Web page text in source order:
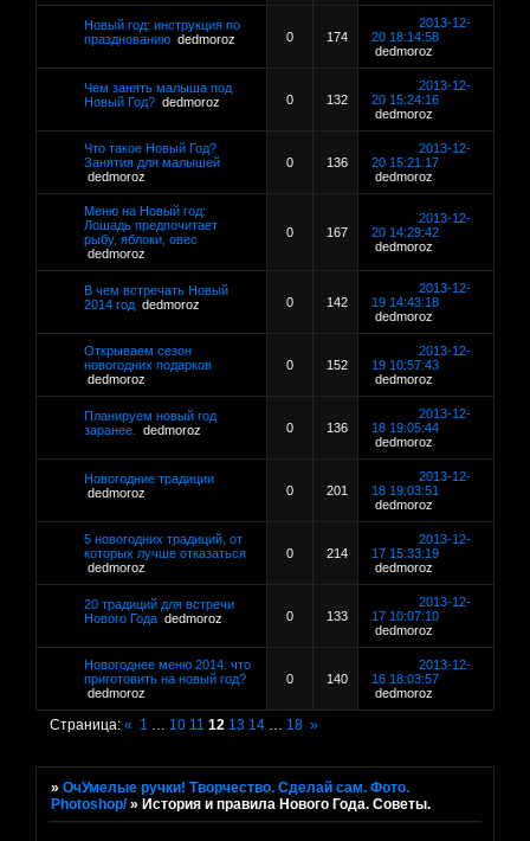
Новый год: инструкция по
празднованию dedmoroz 0 174
2013-12-
20 18:14:58
dedmoroz
Чем занять малыша под
Новый Год? dedmoroz 0 132
2013-12-
20 15:24:16
dedmoroz
Что такое Новый Год?
Занятия для малышей
dedmoroz
0 136
2013-12-
20 15:21:17
dedmoroz
Меню на Новый год:
Лошадь предпочитает
рыбу, яблоки, овес
dedmoroz
0 167
2013-12-
20 14:29:42
dedmoroz
В чем встречать Новый
2014 год dedmoroz 0 142
2013-12-
19 14:43:18
dedmoroz
Открываем сезон
новогодних подарков
dedmoroz
0 152
2013-12-
19 10:57:43
dedmoroz
Планируем новый год
заранее.
dedmoroz 0 136
2013-12-
18 19:05:44
dedmoroz
Новогодние традиции
dedmoroz
0 201
2013-12-
18 19:03:51
dedmoroz
5 новогодних традиций, от
которых лучше отказаться
dedmoroz
0 214
2013-12-
17 15:33:19
dedmoroz
20 традиций для встречи
Нового Года dedmoroz 0 133
2013-12-
17 10:07:10
dedmoroz
Новогоднее меню 2014: что
приготовить на новый год?
dedmoroz
0 140
2013-12-
16 18:03:57
dedmoroz
Страница:« 1 … 10 11 12 13 14 … 18 »
»ОчУмелые ручки! Творчество. Сделай сам. Фото.
Photoshop/ »История и правила Нового Года. Советы.